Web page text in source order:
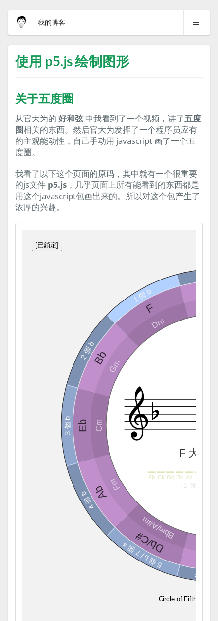
我的博客
使用 p5.js 绘制图形
关于五度圈
从官大为的 好和弦 中我看到了一个视频，讲了五度
圈相关的东西。然后官大为发挥了一个程序员应有
的主观能动性，自己手动用 javascript 画了一个五
度圈。
我看了以下这个页面的原码，其中就有一个很重要
的js文件 p5.js ，几乎页面上所有能看到的东西都是
用这个javascript包画出来的。所以对这个包产生了
浓厚的兴趣。